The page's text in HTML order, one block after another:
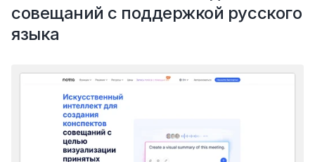
совещаний с поддержкой русского
языка